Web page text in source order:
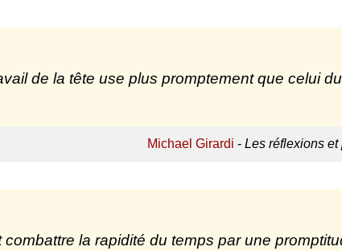
de la tête use plus promptement que celui
Michael Girardi - Les réflexions
combattre la rapidité du temps par une